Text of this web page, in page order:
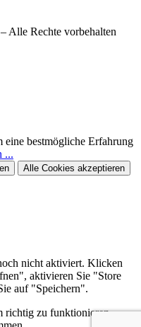
Alle Rechte vorbehalten
eine bestmögliche Erfahrung
...
Alle Cookies akzeptieren
nicht aktiviert. Klicken
aktivieren Sie "Store
auf "Speichern".
richtig zu funktionieren.